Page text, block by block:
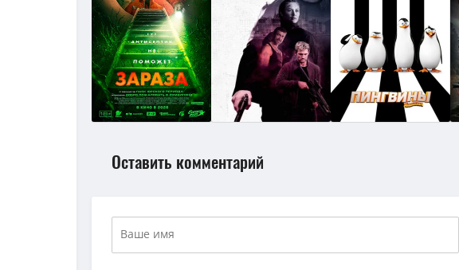
Оставить комментарий